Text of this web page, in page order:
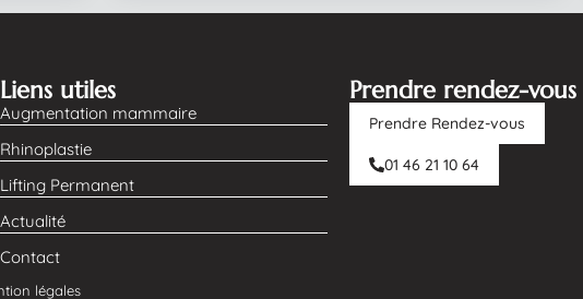
Liens utiles
Augmentation mammaire
Rhinoplastie
Lifting Permanent
Actualité
Contact
Prendre rendez-vous
Prendre Rendez-vous
01 46 21 10 64
légales